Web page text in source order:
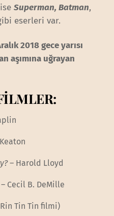
iseSuperman, Batman,
eserleri var.
2018 gece yarısı
aşımına uğrayan
– Harold Lloyd
– Cecil B. DeMille
Tin Tin filmi)